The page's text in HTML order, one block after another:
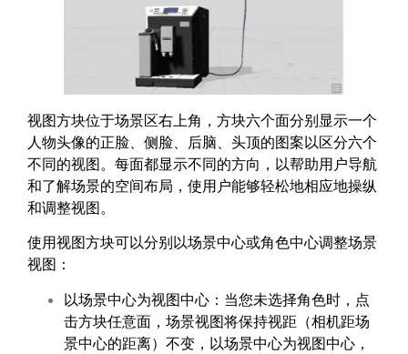
视图方块位于场景区右上角，方块六个面分别显示一个
人物头像的正脸、侧脸、后脑、头顶的图案以区分六个
不同的视图。每面都显示不同的方向，以帮助用户导航
和了解场景的空间布局，使用户能够轻松地相应地操纵
和调整视图。
使用视图方块可以分别以场景中心或角色中心调整场景
视图：
以场景中心为视图中心：当您未选择角色时，点
击方块任意面，场景视图将保持视距（相机距场
景中心的距离）不变，以场景中心为视图中心，